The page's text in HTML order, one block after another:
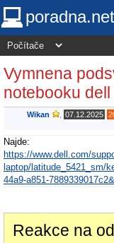
poradna.net
Vymnena
notebooku dell
Wikan 07.12.2025
Najde:
https://www.dell.com/
laptop/latitude_5421_sm/
44a9-a851-
Reakce na